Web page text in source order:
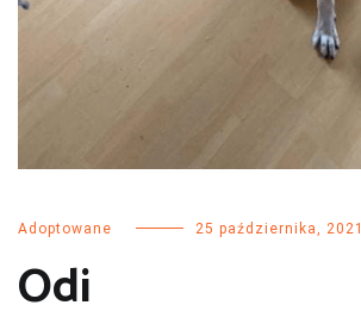
Adoptowane 25 października, 2021
Odi